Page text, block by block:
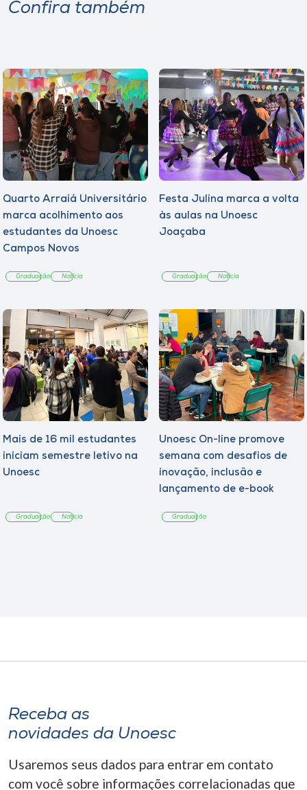
Confira também
Quarto Arraiá Universitário
marca acolhimento aos
estudantes da Unoesc
Campos Novos
Graduação Notícia
Festa Julina marca a volta
às aulas na Unoesc
Joaçaba
Graduação Notícia
Mais de 16 mil estudantes
iniciam semestre letivo na
Unoesc
Graduação Notícia
Unoesc On-line promove
semana com desafios de
inovação, inclusão e
lançamento de e-book
Graduação
Receba as
novidades da Unoesc
Usaremos seus dados para entrar em contato
com você sobre informações correlacionadas que